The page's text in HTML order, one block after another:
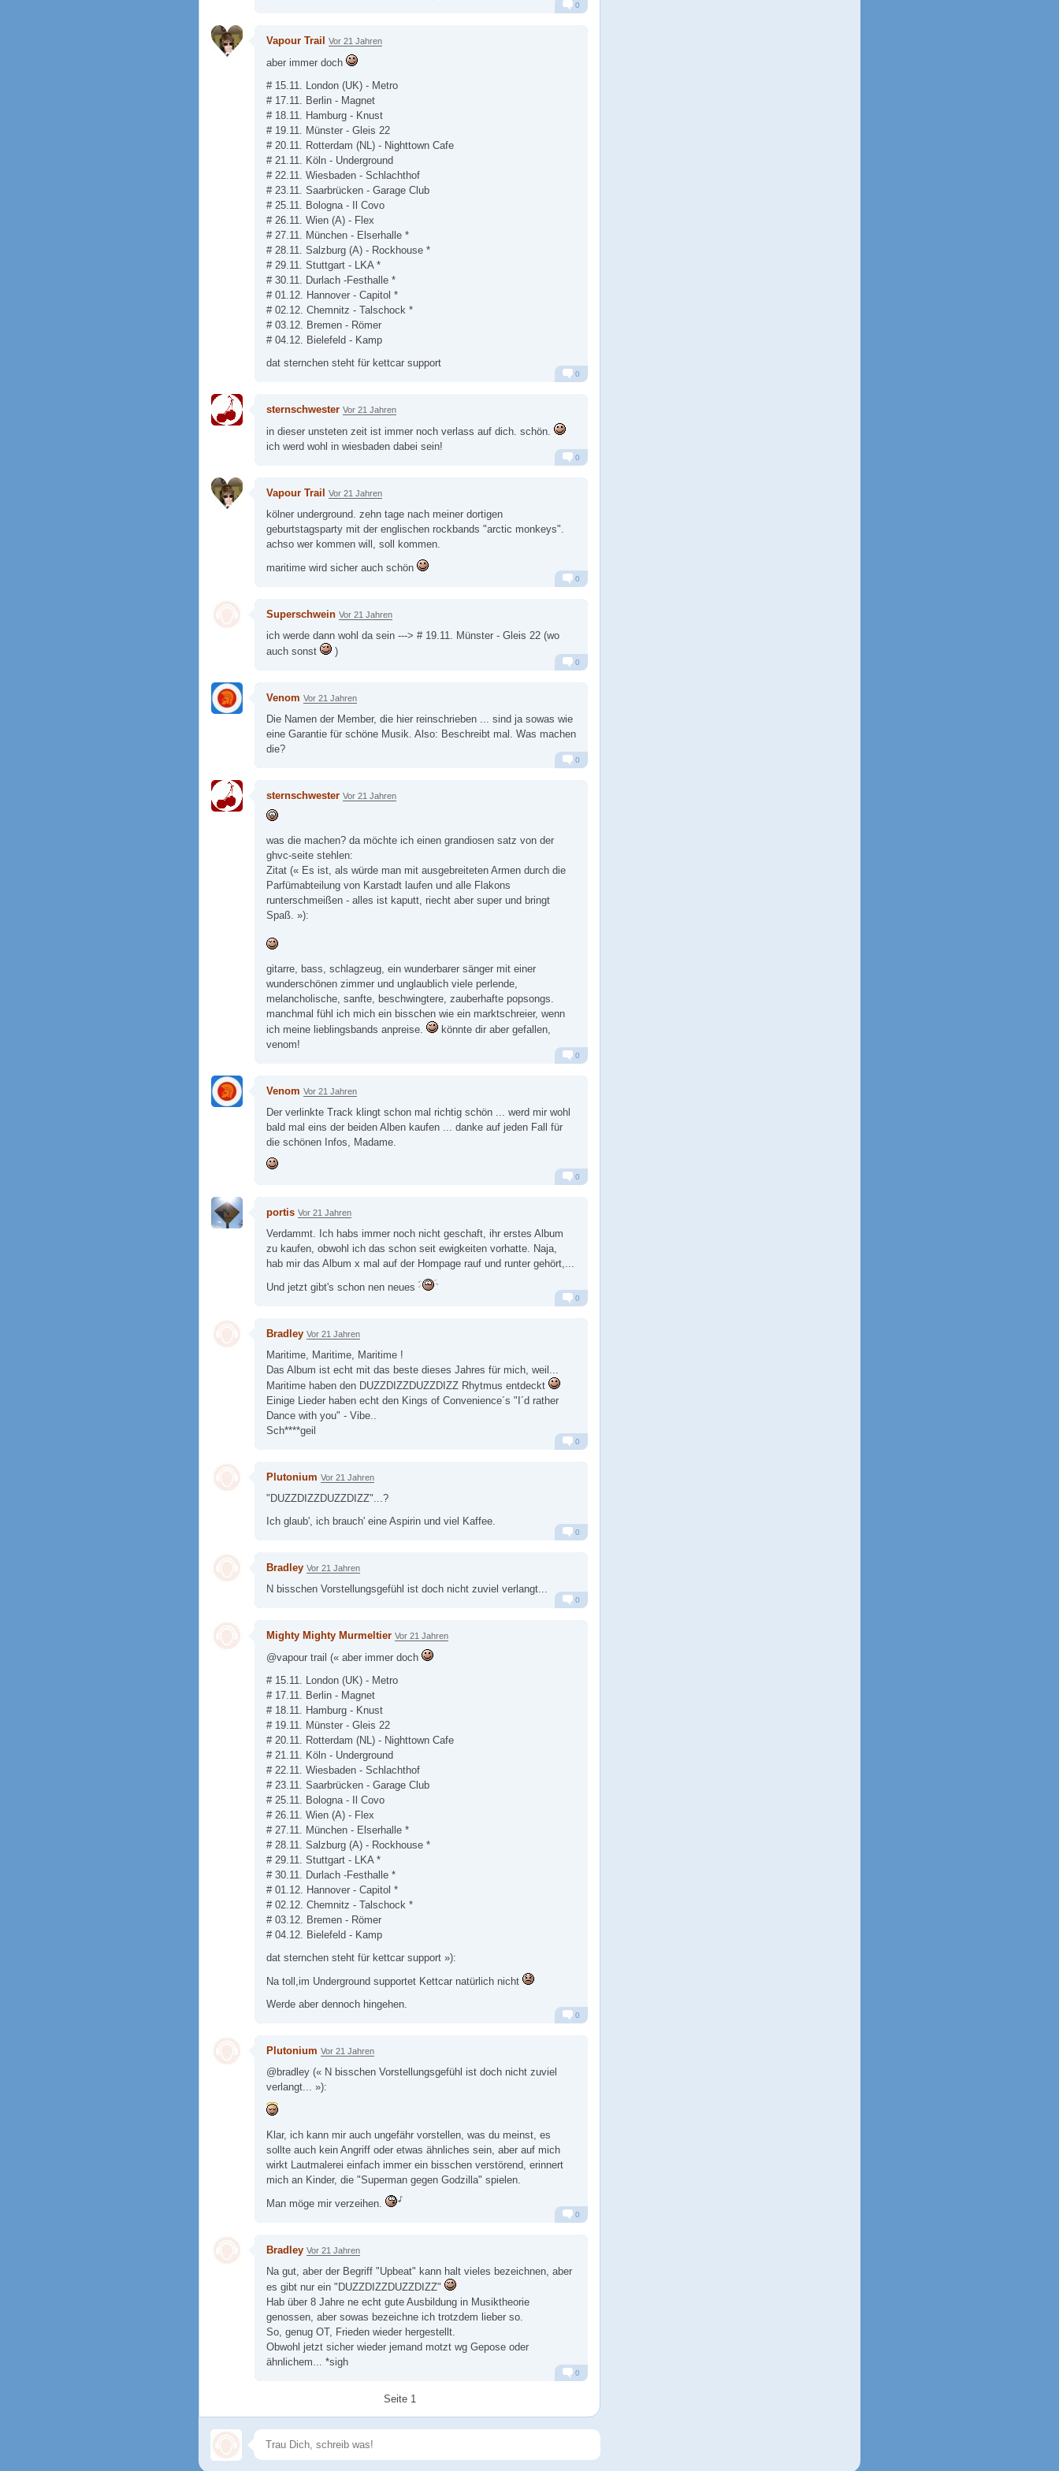
0
Vapour Trail Vor 21 Jahren
aber immer doch
# 15.11. London (UK) - Metro
# 17.11. Berlin - Magnet
# 18.11. Hamburg - Knust
# 19.11. Münster - Gleis 22
# 20.11. Rotterdam (NL) - Nighttown Cafe
# 21.11. Köln - Underground
# 22.11. Wiesbaden - Schlachthof
# 23.11. Saarbrücken - Garage Club
# 25.11. Bologna - Il Covo
# 26.11. Wien (A) - Flex
# 27.11. München - Elserhalle *
# 28.11. Salzburg (A) - Rockhouse *
# 29.11. Stuttgart - LKA *
# 30.11. Durlach -Festhalle *
# 01.12. Hannover - Capitol *
# 02.12. Chemnitz - Talschock *
# 03.12. Bremen - Römer
# 04.12. Bielefeld - Kamp
dat sternchen steht für kettcar support
0
sternschwester Vor 21 Jahren
in dieser unsteten zeit ist immer noch verlass auf dich. schön.
ich werd wohl in wiesbaden dabei sein!
0
Vapour Trail Vor 21 Jahren
kölner underground. zehn tage nach meiner dortigen
geburtstagsparty mit der englischen rockbands "arctic monkeys".
achso wer kommen will, soll kommen.
maritime wird sicher auch schön
0
Superschwein Vor 21 Jahren
ich werde dann wohl da sein ---> # 19.11. Münster - Gleis 22 (wo
auch sonst
)
0
Venom Vor 21 Jahren
Die Namen der Member, die hier reinschrieben ... sind ja sowas wie
eine Garantie für schöne Musik. Also: Beschreibt mal. Was machen
die?
0
sternschwester Vor 21 Jahren
was die machen? da möchte ich einen grandiosen satz von der
ghvc-seite stehlen:
Zitat (« Es ist, als würde man mit ausgebreiteten Armen durch die
Parfümabteilung von Karstadt laufen und alle Flakons
runterschmeißen - alles ist kaputt, riecht aber super und bringt
Spaß. »):
gitarre, bass, schlagzeug, ein wunderbarer sänger mit einer
wunderschönen zimmer und unglaublich viele perlende,
melancholische, sanfte, beschwingtere, zauberhafte popsongs.
manchmal fühl ich mich ein bisschen wie ein marktschreier, wenn
ich meine lieblingsbands anpreise.
könnte dir aber gefallen,
venom!
0
Venom Vor 21 Jahren
Der verlinkte Track klingt schon mal richtig schön ... werd mir wohl
bald mal eins der beiden Alben kaufen ... danke auf jeden Fall für
die schönen Infos, Madame.
0
portis Vor 21 Jahren
Verdammt. Ich habs immer noch nicht geschaft, ihr erstes Album
zu kaufen, obwohl ich das schon seit ewigkeiten vorhatte. Naja,
hab mir das Album x mal auf der Hompage rauf und runter gehört,...
Und jetzt gibt's schon nen neues
0
Bradley Vor 21 Jahren
Maritime, Maritime, Maritime !
Das Album ist echt mit das beste dieses Jahres für mich, weil...
Maritime haben den DUZZDIZZDUZZDIZZ Rhytmus entdeckt
Einige Lieder haben echt den Kings of Convenience´s "I´d rather
Dance with you" - Vibe..
Sch****geil
0
Plutonium Vor 21 Jahren
"DUZZDIZZDUZZDIZZ"...?
Ich glaub', ich brauch' eine Aspirin und viel Kaffee.
0
Bradley Vor 21 Jahren
N bisschen Vorstellungsgefühl ist doch nicht zuviel verlangt...
0
Mighty Mighty Murmeltier Vor 21 Jahren
@vapour trail (« aber immer doch
# 15.11. London (UK) - Metro
# 17.11. Berlin - Magnet
# 18.11. Hamburg - Knust
# 19.11. Münster - Gleis 22
# 20.11. Rotterdam (NL) - Nighttown Cafe
# 21.11. Köln - Underground
# 22.11. Wiesbaden - Schlachthof
# 23.11. Saarbrücken - Garage Club
# 25.11. Bologna - Il Covo
# 26.11. Wien (A) - Flex
# 27.11. München - Elserhalle *
# 28.11. Salzburg (A) - Rockhouse *
# 29.11. Stuttgart - LKA *
# 30.11. Durlach -Festhalle *
# 01.12. Hannover - Capitol *
# 02.12. Chemnitz - Talschock *
# 03.12. Bremen - Römer
# 04.12. Bielefeld - Kamp
dat sternchen steht für kettcar support »):
Na toll,im Underground supportet Kettcar natürlich nicht
Werde aber dennoch hingehen.
0
Plutonium Vor 21 Jahren
@bradley (« N bisschen Vorstellungsgefühl ist doch nicht zuviel
verlangt... »):
Klar, ich kann mir auch ungefähr vorstellen, was du meinst, es
sollte auch kein Angriff oder etwas ähnliches sein, aber auf mich
wirkt Lautmalerei einfach immer ein bisschen verstörend, erinnert
mich an Kinder, die "Superman gegen Godzilla" spielen.
Man möge mir verzeihen.
0
Bradley Vor 21 Jahren
Na gut, aber der Begriff "Upbeat" kann halt vieles bezeichnen, aber
es gibt nur ein "DUZZDIZZDUZZDIZZ"
Hab über 8 Jahre ne echt gute Ausbildung in Musiktheorie
genossen, aber sowas bezeichne ich trotzdem lieber so.
So, genug OT, Frieden wieder hergestellt.
Obwohl jetzt sicher wieder jemand motzt wg Gepose oder
ähnlichem... *sigh
0
Seite 1